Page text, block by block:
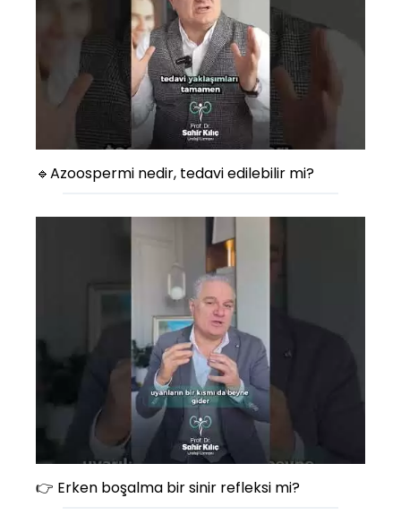
🔹Azoospermi nedir, tedavi edilebilir mi?
👉 Erken boşalma bir sinir refleksi mi?